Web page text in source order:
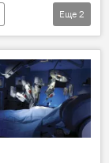
Еще 2